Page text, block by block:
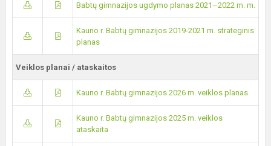
Babtų gimnazijos ugdymo planas 2021–2022 m. m.
Kauno r. Babtų gimnazijos 2019-2021 m. strateginis
planas
Veiklos planai / ataskaitos
Kauno r. Babtų gimnazijos 2026 m. veiklos planas
Kauno r. Babtų gimnazijos 2025 m. veiklos
ataskaita